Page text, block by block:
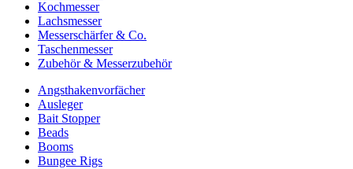
Kochmesser
Lachsmesser
Messerschärfer & Co.
Taschenmesser
Zubehör & Messerzubehör
Angsthakenvorfächer
Ausleger
Bait Stopper
Beads
Booms
Bungee Rigs